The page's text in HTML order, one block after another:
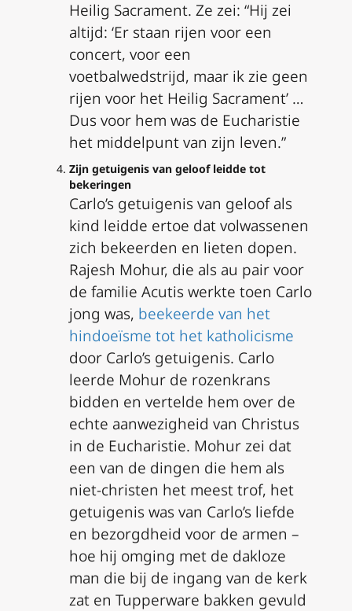
Heilig Sacrament. Ze zei: “Hij zei
altijd: ‘Er staan rijen voor een
concert, voor een
voetbalwedstrijd, maar ik zie geen
rijen voor het Heilig Sacrament’ …
Dus voor hem was de Eucharistie
het middelpunt van zijn leven.”
Zijn getuigenis van geloof leidde tot
bekeringen
Carlo’s getuigenis van geloof als
kind leidde ertoe dat volwassenen
zich bekeerden en lieten dopen.
Rajesh Mohur, die als au pair voor
de familie Acutis werkte toen Carlo
jong was, beekeerde van het
hindoeïsme tot het katholicisme
door Carlo’s getuigenis. Carlo
leerde Mohur de rozenkrans
bidden en vertelde hem over de
echte aanwezigheid van Christus
in de Eucharistie. Mohur zei dat
een van de dingen die hem als
niet-christen het meest trof, het
getuigenis was van Carlo’s liefde
en bezorgdheid voor de armen –
hoe hij omging met de dakloze
man die bij de ingang van de kerk
zat en Tupperware bakken gevuld